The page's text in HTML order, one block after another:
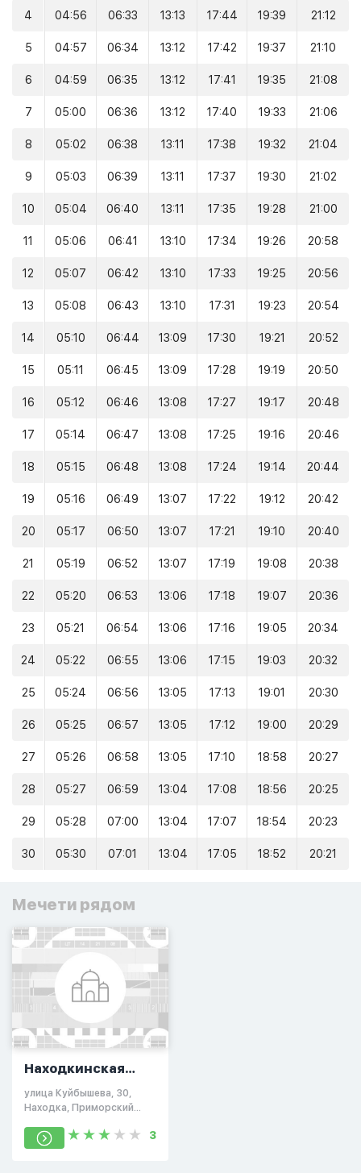
4 04:56 06:33 13:13 17:44 19:39 21:12
5 04:57 06:34 13:12 17:42 19:37 21:10
6 04:59 06:35 13:12 17:41 19:35 21:08
7 05:00 06:36 13:12 17:40 19:33 21:06
8 05:02 06:38 13:11 17:38 19:32 21:04
9 05:03 06:39 13:11 17:37 19:30 21:02
10 05:04 06:40 13:11 17:35 19:28 21:00
11 05:06 06:41 13:10 17:34 19:26 20:58
12 05:07 06:42 13:10 17:33 19:25 20:56
13 05:08 06:43 13:10 17:31 19:23 20:54
14 05:10 06:44 13:09 17:30 19:21 20:52
15 05:11 06:45 13:09 17:28 19:19 20:50
16 05:12 06:46 13:08 17:27 19:17 20:48
17 05:14 06:47 13:08 17:25 19:16 20:46
18 05:15 06:48 13:08 17:24 19:14 20:44
19 05:16 06:49 13:07 17:22 19:12 20:42
20 05:17 06:50 13:07 17:21 19:10 20:40
21 05:19 06:52 13:07 17:19 19:08 20:38
22 05:20 06:53 13:06 17:18 19:07 20:36
23 05:21 06:54 13:06 17:16 19:05 20:34
24 05:22 06:55 13:06 17:15 19:03 20:32
25 05:24 06:56 13:05 17:13 19:01 20:30
26 05:25 06:57 13:05 17:12 19:00 20:29
27 05:26 06:58 13:05 17:10 18:58 20:27
28 05:27 06:59 13:04 17:08 18:56 20:25
29 05:28 07:00 13:04 17:07 18:54 20:23
30 05:30 07:01 13:04 17:05 18:52 20:21
Мечети рядом
Находкинская
мечеть
улица Куйбышева, 30,
Находка, Приморский
3